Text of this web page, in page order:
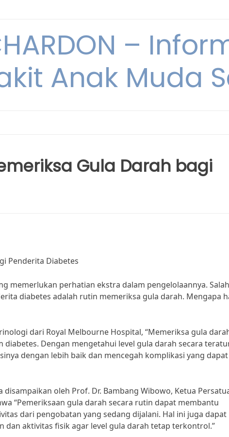
–
Anak Muda
Gula Darah bagi
Penderita Diabetes
memerlukan perhatian ekstra dalam pengelolaannya.
diabetes adalah rutin memeriksa gula darah. Mengapa
dari Royal Melbourne Hospital, “Memeriksa gula
Dengan mengetahui level gula darah secara
dengan lebih baik dan mencegah komplikasi yang dapat
oleh Prof. Dr. Bambang Wibowo, Ketua
“Pemeriksaan gula darah secara rutin dapat membantu
dari pengobatan yang sedang dijalani. Hal ini juga dapat
dan aktivitas fisik agar level gula darah tetap terkontrol.”